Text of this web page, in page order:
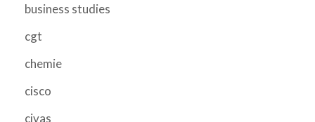
business studies
cgt
chemie
cisco
civas